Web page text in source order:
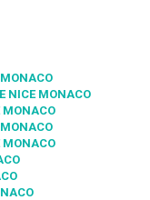
NICE MONACO
MONACO
MONACO